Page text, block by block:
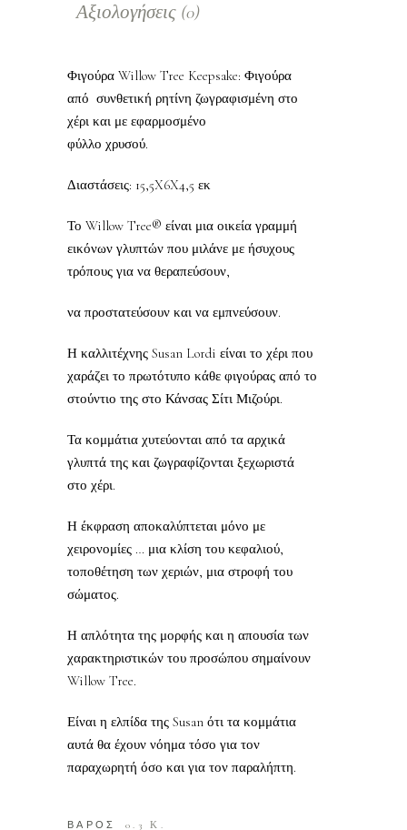
Αξιολογήσεις (0)
Φιγούρα Willow Tree Keepsake: Φιγούρα
από συνθετική ρητίνη ζωγραφισμένη στο
χέρι και με εφαρμοσμένο
φύλλο χρυσού.
Διαστάσεις: 15,5X6X4,5 εκ
Το Willow Tree® είναι μια οικεία γραμμή
εικόνων γλυπτών που μιλάνε με ήσυχους
τρόπους για να θεραπεύσουν,
να προστατεύσουν και να εμπνεύσουν.
Η καλλιτέχνης Susan Lordi είναι το χέρι που
χαράζει το πρωτότυπο κάθε φιγούρας από το
στούντιο της στο Κάνσας Σίτι Μιζούρι.
Τα κομμάτια χυτεύονται από τα αρχικά
γλυπτά της και ζωγραφίζονται ξεχωριστά
στο χέρι.
Η έκφραση αποκαλύπτεται μόνο με
χειρονομίες … μια κλίση του κεφαλιού,
τοποθέτηση των χεριών, μια στροφή του
σώματος.
Η απλότητα της μορφής και η απουσία των
χαρακτηριστικών του προσώπου σημαίνουν
Willow Tree.
Είναι η ελπίδα της Susan ότι τα κομμάτια
αυτά θα έχουν νόημα τόσο για τον
παραχωρητή όσο και για τον παραλήπτη.
ΒΑΡΟΣ 0.3 Κ.